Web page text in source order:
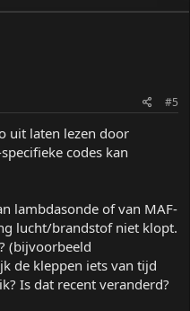
#5
uit laten lezen door
codes kan
lambdasonde of van MAF-
lucht/brandstof niet klopt.
(bijvoorbeeld
de kleppen iets van tijd
Is dat recent veranderd?